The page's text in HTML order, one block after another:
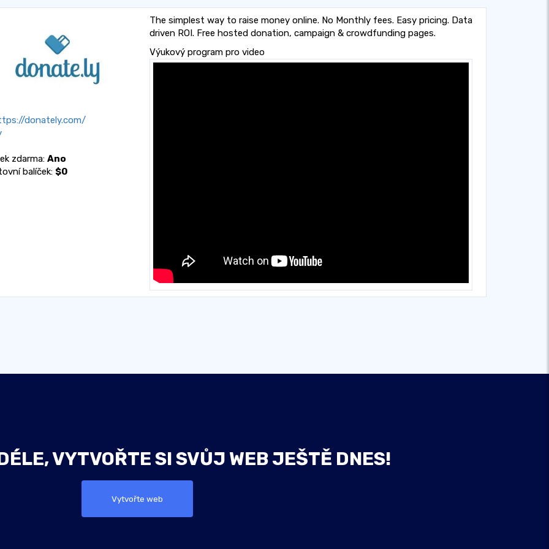
donately.com/
zdarma: Ano
balíček: $0
The simplest way to raise money online. No Monthly fees. Easy pricing. Data
driven ROI. Free hosted donation, campaign & crowdfunding pages.
Výukový program pro video
VYTVOŘTE SI SVŮJ WEB JEŠTĚ DNES!
Vytvořte web